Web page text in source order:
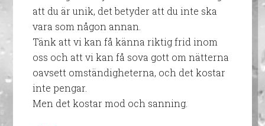
att du är unik, det betyder att du inte ska
vara som någon annan.
Tänk att vi kan få känna riktig frid inom
oss och att vi kan få sova gott om nätterna
oavsett omständigheterna, och det kostar
inte pengar.
Men det kostar mod och sanning.